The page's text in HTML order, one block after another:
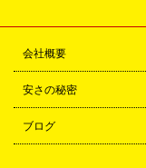
会社概要
安さの秘密
ブログ